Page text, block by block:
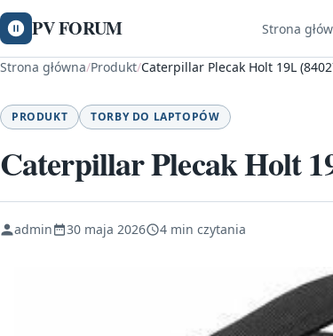
PV FORUM Strona
Strona główna/Produkt/Caterpillar Plecak Holt 19L
PRODUKT TORBY DO LAPTOPÓW
Caterpillar Plecak Holt
admin 30 maja 2026 4 min czytania